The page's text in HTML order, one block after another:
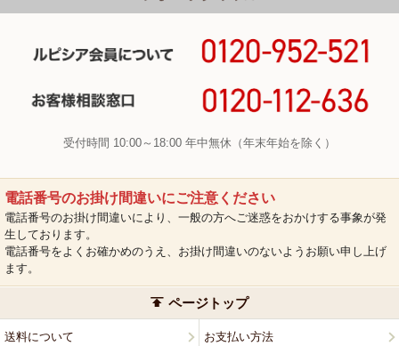
受付時間 10:00～18:00 年中無休（年末年始を除く）
電話番号のお掛け間違いにご注意ください
電話番号のお掛け間違いにより、一般の方へご迷惑をおかけする事象が発
生しております。
電話番号をよくお確かめのうえ、お掛け間違いのないようお願い申し上げ
ます。
ページトップ
送料について お支払い方法